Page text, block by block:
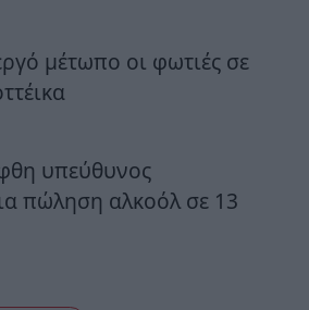
μέτωπο οι φωτιές σε
υπεύθυνος
πώληση αλκοόλ σε 13